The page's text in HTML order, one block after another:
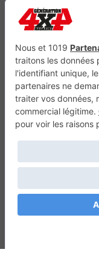
Génération Electrique